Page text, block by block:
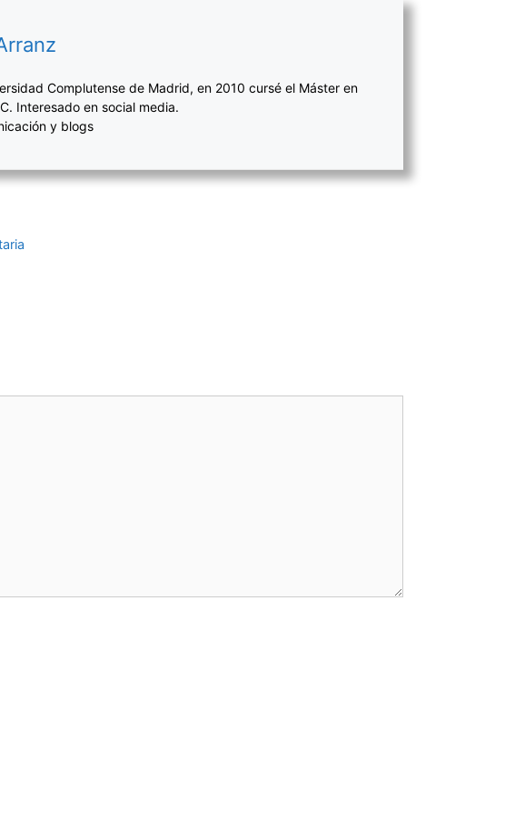
Complutense de Madrid, en 2010 cursé el Máster en
Interesado en social media.
y blogs